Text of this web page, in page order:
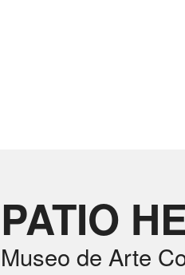
PATIO
Museo de Arte